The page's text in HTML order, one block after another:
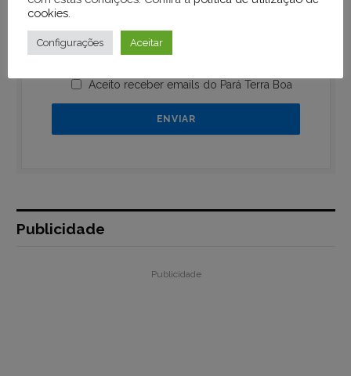
Aceito receber emails do Pará Terra Boa
Publicidade
Publicidade
cookies
Configurações Aceitar